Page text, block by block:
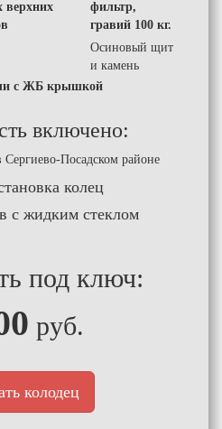
верхних
фильтр,
гравий 100 кг.
Осиновый щит
и камень
с ЖБ крышкой
включено:
Сергиево-Посадском районе
колец
с жидким стеклом
под ключ:
руб.
колодец